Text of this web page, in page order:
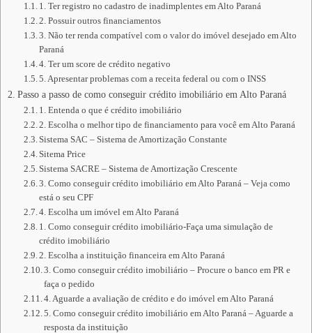
1. Ter registro no cadastro de inadimplentes em Alto Paraná
2. Possuir outros financiamentos
3. Não ter renda compatível com o valor do imóvel desejado em Alto
Paraná
4. Ter um score de crédito negativo
5. Apresentar problemas com a receita federal ou com o INSS
Passo a passo de como conseguir crédito imobiliário em Alto Paraná
1. Entenda o que é crédito imobiliário
2. Escolha o melhor tipo de financiamento para você em Alto Paraná
Sistema SAC – Sistema de Amortização Constante
Sitema Price
Sistema SACRE – Sistema de Amortização Crescente
3. Como conseguir crédito imobiliário em Alto Paraná – Veja como
está o seu CPF
4. Escolha um imóvel em Alto Paraná
1. Como conseguir crédito imobiliário-Faça uma simulação de
crédito imobiliário
2. Escolha a instituição financeira em Alto Paraná
3. Como conseguir crédito imobiliário – Procure o banco em PR e
faça o pedido
4. Aguarde a avaliação de crédito e do imóvel em Alto Paraná
5. Como conseguir crédito imobiliário em Alto Paraná – Aguarde a
resposta da instituição